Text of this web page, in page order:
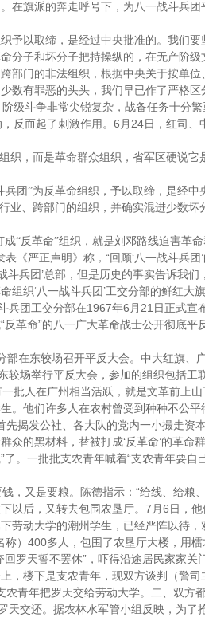
在旗派的奔走呼号下，为八一战斗兵团
予以取缔，是经过中央批准的。我们
分子和坏分子把持操纵的，在无产阶
部门的非法组织，根据中央关于按单
数有罪恶的头头，我们早已作了严格区
级斗争非常尖锐复杂，战备任务十分繁
反而起了刺激作用。 6 月 24 日 ，红司
织，而是革命群众组织，省军区硬说它
兵团”为反革命组织，予以取缔，是经中
业、跨部门的组织，并确实混进少数
成“反革命”组织，就是刘邓路线迫害革
表《严正声明》称， “ 回顾‘八一战斗兵团 ’
斗兵团 ’总部，但是历史的事实告诉我们
组织‘八一战斗兵团 ’工交分部的鲜红大旗
兵团工交分部在1967年6 月 21 日 正式宣
“反革命”的八一广大革命战士公开彻底平
部在东较场召开平反大会。中大红旗
较场举行平反大会，参加的组织包括
批人在广州相当活跃，就是文革前上
。他们许多人在农村曾受到种种不公
先揭发公社、各大队的党内一小撮走资
众的黑材料，替被打成‘反革命’的革命
”了。一批批支农青年喊着“支农青年要自
，又是要粮。陈德指示： “给线、给粮
以后，又转去包围农垦厅。 7 月 6 日 ，
劳动大学的潮州学生，已经严阵以待，
） 400多人，包围了农垦厅大楼，用
回罗天誓不罢休” ，吓得沿途居民家家关
，楼下是支农青年，现双方谈判（警
农青年把罗天交给劳动大学。二、双方
天交还。据农林水军管小组反映，为了